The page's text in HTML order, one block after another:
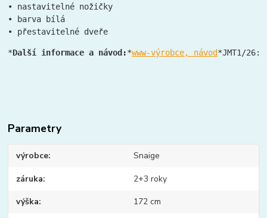
• nastavitelné nožičky
• barva bílá
• přestavitelné dveře
*Další informace a návod:*www-výrobce, návod*JMT1/26:*
Parametry
výrobce Snaige
záruka 2+3 roky
výška 172 cm